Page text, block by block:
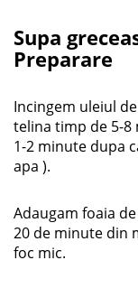
Supa
Preparare
Incingem uleiul
telina timp de 5-8
1-2 minute dupa
apa ).
Adaugam foaia
20 de minute din
foc mic.